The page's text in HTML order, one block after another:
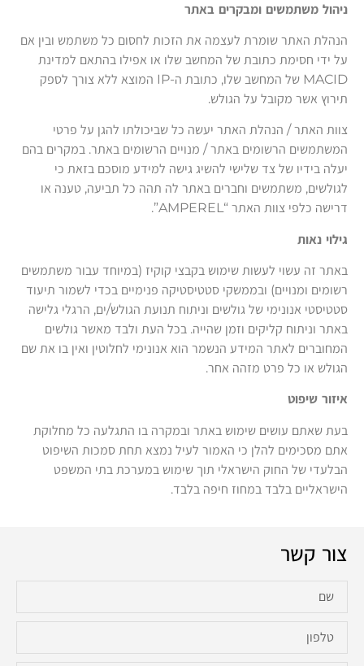
ניהול משתמשים ומבקרים באתר
הנהלת האתר שומרת לעצמה את הזכות לחסום כל משתמש ובין אם
על ידי חסימת כתובת של המחשב שלו או אפילו בהתאם למדינת
MACID של המחשב שלו, כתובת ה-IP המוצא ללא צורך לספק
תירוץ אשר מקובל על הגולש.
צוות האתר / הנהלת האתר יעשה כל שביכולתו להגן על פרטי
המשתמשים הרשומים באתר / מנויים הרשומים באתר. במקרים בהם
יעלה בידיו של צד שלישי להשיג גישה למידע מוסכם בזאת כי
לגולשים, משתמשים וחברים באתר לה תהה כל תביעה, טענה או
דרישה כלפי צוות האתר “AMPEREL”.
גילוי נאות
באתר זה עשוי לעשות שימוש בקבצי קוקיז (במיוחד עבור משתמשים
רשומים ומנויים) ובממשקי סטטיסטיקה פנימיים בכדי לשמור תיעוד
סטטיסטי אנונימי של גולשים וניתוח תנועת הגולש/ים, הרגלי גלישה
באתר וניתוח קליקים וזמן שהייה. בכל העת ולבד מאשר גולשים
המחוברים לאתר המידע הנשמר הוא אנונימי לחלוטין ואין בו את שם
הגולש או כל פרט מזהה אחר.
איזור שיפוט
בעת שאתם עושים שימוש באתר ובמקרה בו התגלעה כל מחלוקת
אתם מסכימים להלן כי האמור לעיל נמצא תחת סמכות השיפוט
הבלעדי של החוק הישראלי תוך שימוש במערכת בתי המשפט
הישראליים בלבד במחוז חיפה בלבד.
צור קשר